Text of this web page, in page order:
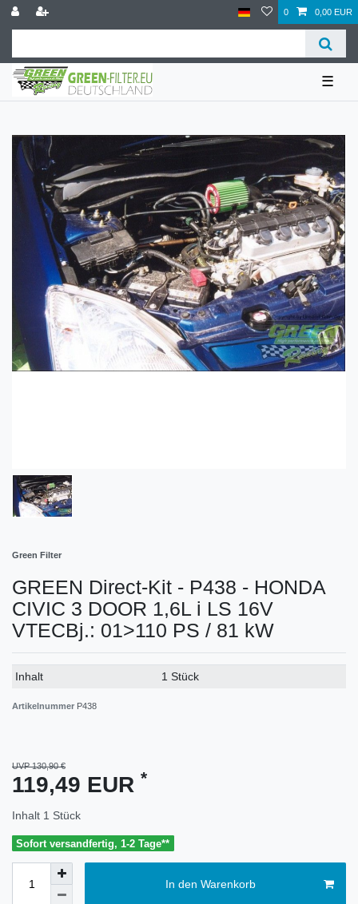
0 0,00 EUR
☰
Green Filter
GREEN Direct-Kit - P438 - HONDA
CIVIC 3 DOOR 1,6L i LS 16V
VTECBj.: 01>110 PS / 81 kW
Technisches
Wert
Inhalt 1 Stück
Artikelnummer P438
UVP 130,90 €
119,49 EUR *
Inhalt 1 Stück
Sofort versandfertig, 1-2 Tage**
In den Warenkorb